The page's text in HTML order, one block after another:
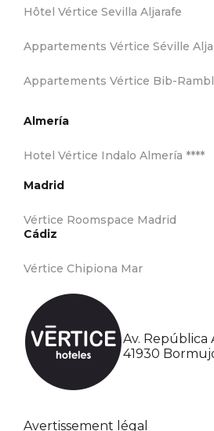
Hôtel Vértice Sevilla Aljarafe
Appartements Vértice Séville
Appartements Vértice Bib-
Almería
Hotel Vértice Indalo Almería ****
Madrid
Vértice Roomspace Madrid
Cádiz
Vértice Chipiona Mar
Av. República
41930
Avertissement légal